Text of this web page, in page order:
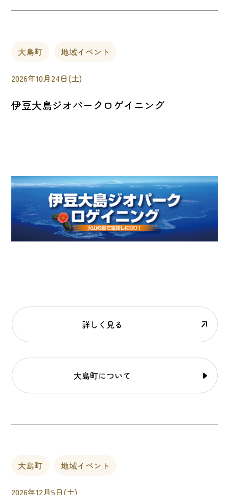
大島町 地域イベント
2026年10月24日(土)
伊豆大島ジオパークロゲイニング
詳しく見る
大島町について
大島町 地域イベント
2026年12月5日(土)